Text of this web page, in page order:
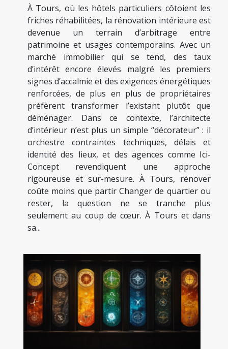
À Tours, où les hôtels particuliers côtoient les
friches réhabilitées, la rénovation intérieure est
devenue un terrain d’arbitrage entre
patrimoine et usages contemporains. Avec un
marché immobilier qui se tend, des taux
d’intérêt encore élevés malgré les premiers
signes d’accalmie et des exigences énergétiques
renforcées, de plus en plus de propriétaires
préfèrent transformer l’existant plutôt que
déménager. Dans ce contexte, l’architecte
d’intérieur n’est plus un simple “décorateur” : il
orchestre contraintes techniques, délais et
identité des lieux, et des agences comme Ici-
Concept revendiquent une approche
rigoureuse et sur-mesure. À Tours, rénover
coûte moins que partir Changer de quartier ou
rester, la question ne se tranche plus
seulement au coup de cœur. À Tours et dans
sa...